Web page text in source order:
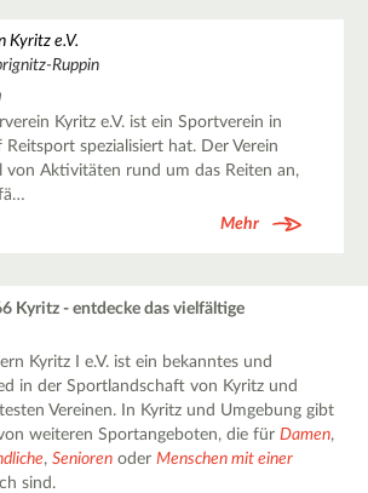
Kyritz e.V.
Ruppin
Kyritz e.V. ist ein Sportverein in
Reitsport spezialisiert hat. Der Verein
von Aktivitäten rund um das Reiten an,
Mehr
Kyritz - entdecke das vielfältige
Kyritz I e.V. ist ein bekanntes und
in der Sportlandschaft von Kyritz und
Vereinen. In Kyritz und Umgebung gibt
weiteren Sportangeboten, die fürDamen,
,Senioren oderMenschen mit einer
sind.